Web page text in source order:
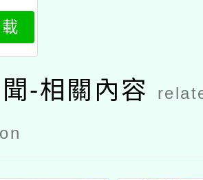
家
視
-相關內容